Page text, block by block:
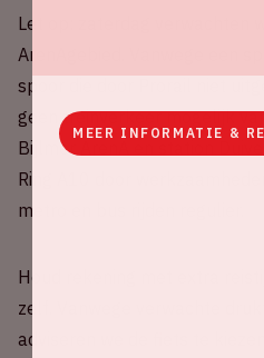
Let op: zaterdag verwachten
ArenAgebied. Vanwege een
spoor die door Prorail niet
geen treinverkeer mogelijk
Bijlmer ArenA en station
Ring A10 door
metro en bus rijden regulier.
Houd rekening met extra
zelf. Vanwege verwachte
adviseren we de fiets te
MEER INFORMATIE &